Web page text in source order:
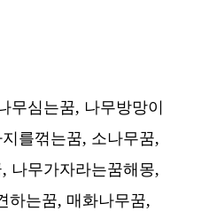
무심는꿈, 나무방망이
를꺾는꿈, 소나무꿈,
나무가자라는꿈해몽,
하는꿈, 매화나무꿈,